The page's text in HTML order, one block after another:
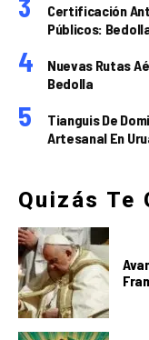
Certificación
Públicos:
Nuevas Rutas
Bedolla
Tianguis De
Artesanal En
Quizás Te